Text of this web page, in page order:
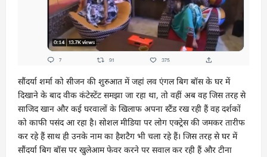
सौंदर्या शर्मा को सीजन की शुरुआत में जहां लव एंगल बिग बॉस के घर में
दिखाने के बाद वीक कंटेस्टेंट समझा जा रहा था, तो वहीं अब वह जिस तरह से
साजिद खान और कई घरवालों के खिलाफ अपना स्टैंड रख रही हैं वह दर्शकों
को काफी पसंद आ रहा है। सोशल मीडिया पर लोग एक्ट्रेस की जमकर तारीफ
कर रहे हैं साथ ही उनके नाम का हैशटैग भी चला रहे हैं। जिस तरह से घर में
सौंदर्या बिग बॉस पर खुलेआम फेवर करने पर सवाल कर रही हैं और टीना